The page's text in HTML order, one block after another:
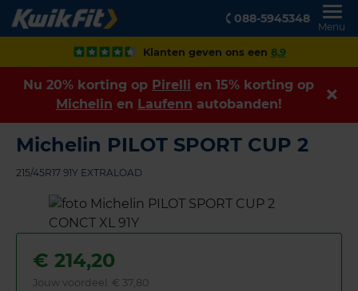
088-5945348
Menu
Klanten geven ons een 8,9
Nu 20% korting op Pirelli en 15% korting op
Michelin en Laufenn autobanden!
Michelin PILOT SPORT CUP 2
215/45R17 91Y EXTRALOAD
€ 214,20
Jouw voordeel: € 37,80